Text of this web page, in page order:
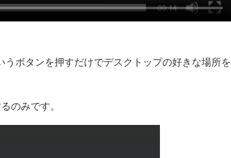
うボタンを押すだけでデスクトップの好きな場所を
のみです。